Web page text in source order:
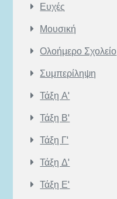
Ευχές
Μουσική
Ολοήμερο Σχολείο
Συμπερίληψη
Τάξη Α'
Τάξη Β'
Τάξη Γ'
Τάξη Δ'
Τάξη Ε'